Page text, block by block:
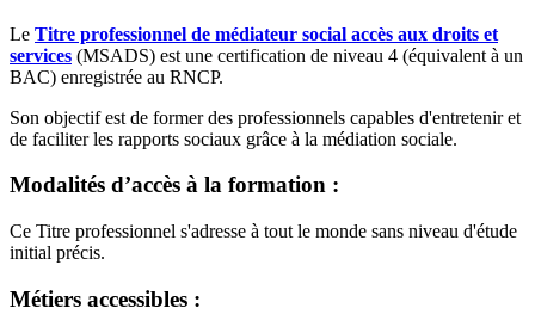
Le Titre professionnel de médiateur social accès aux droits et
services (MSADS) est une certification de niveau 4 (équivalent à un
BAC) enregistrée au RNCP.
Son objectif est de former des professionnels capables d'entretenir et
de faciliter les rapports sociaux grâce à la médiation sociale.
Modalités d’accès à la formation :
Ce Titre professionnel s'adresse à tout le monde sans niveau d'étude
initial précis.
Métiers accessibles :